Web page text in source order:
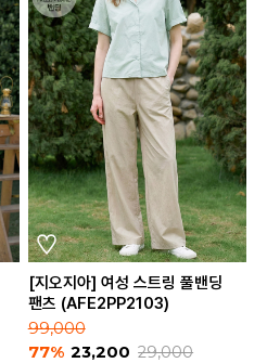
[지오지아] 여성 스트링 풀밴딩
팬츠 (AFE2PP2103)
99,000
77% 23,200 29,000